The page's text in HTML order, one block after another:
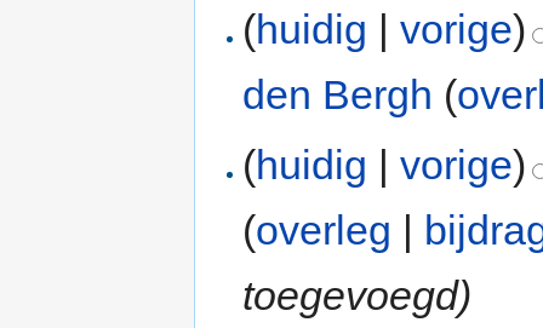
(huidig |vorige)
den Bergh (
(huidig |vorige)
(overleg |
toegevoegd)